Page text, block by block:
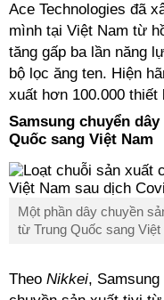
Ace Technologies đã
mình tại Việt Nam từ
tăng gấp ba lần năng
bộ lọc ăng ten. Hiện
xuất hơn 100.000
Samsung chuyển
Quốc sang Việt Nam
Một phần dây chuyền
từ Trung Quốc sang Việt
Theo Nikkei,